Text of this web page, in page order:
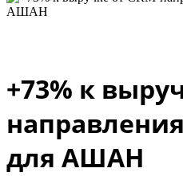
+73% к
для АШАН